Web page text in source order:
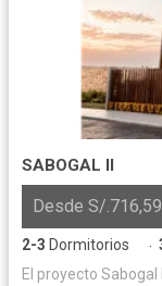
SABOGAL II
Desde S/
2-3 Dormitorios ·
El proyecto